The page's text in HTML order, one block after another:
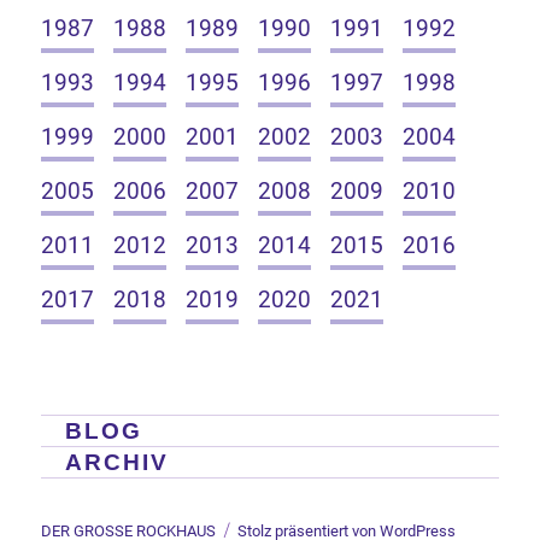
1987
1988 1989 1990 1991
1992
1993
1994 1995 1996 1997
1998
1999
2000 2001 2002 2003
2004
2005
2006 2007 2008 2009
2010
2011
2012 2013 2014 2015
2016
2017
2018 2019 2020 2021
BLOG
ARCHIV
DER GROSSE ROCKHAUS Stolz präsentiert von WordPress